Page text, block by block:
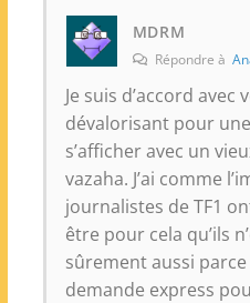
MDRM
Répondre à
Je suis d’accord avec
dévalorisant pour
s’afficher avec un
vazaha. J’ai comme
journalistes de TF1
être pour cela qu’ils
sûrement aussi
demande express